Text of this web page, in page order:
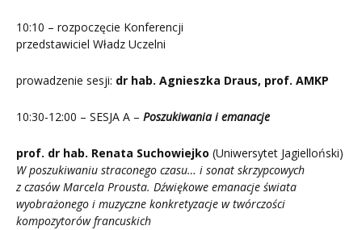
10:10 – rozpoczęcie Konferencji
przedstawiciel Władz Uczelni
prowadzenie sesji: dr hab. Agnieszka Draus, prof. AMKP
10:30-12:00 – SESJA A – Poszukiwania i emanacje
prof. dr hab. Renata Suchowiejko (Uniwersytet Jagielloński)
W poszukiwaniu straconego czasu… i sonat skrzypcowych
z czasów Marcela Prousta. Dźwiękowe emanacje świata
wyobrażonego i muzyczne konkretyzacje w twórczości
kompozytorów francuskich